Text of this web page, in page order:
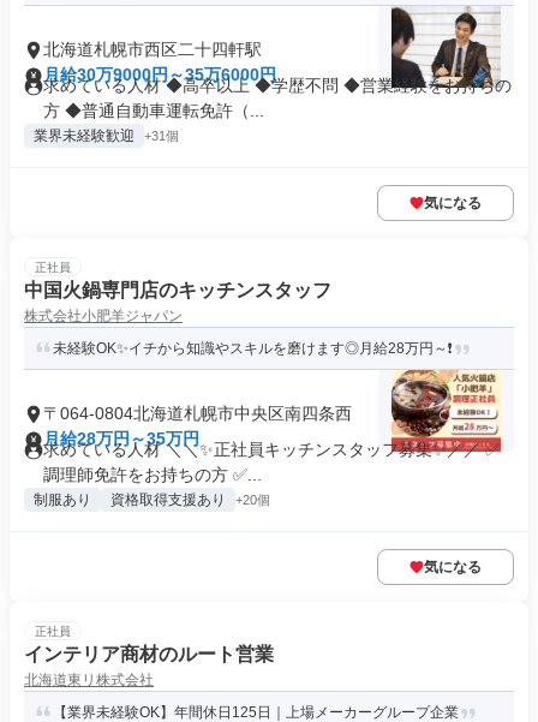
北海道札幌市西区二十四軒駅
月給30万9000円～35万6000円
求めている人材 ◆高卒以上 ◆学歴不問 ◆営業経験をお持ちの
方 ◆普通自動車運転免許（...
業界未経験歓迎 +31個
気になる
正社員
中国火鍋専門店のキッチンスタッフ
株式会社小肥羊ジャパン
未経験OK✨イチから知識やスキルを磨けます◎月給28万円～❗
〒064-0804北海道札幌市中央区南四条西
月給28万円～35万円
求めている人材 ＼＼✨正社員キッチンスタッフ募集✨／／ ✅
調理師免許をお持ちの方 ✅...
制服あり 資格取得支援あり +20個
気になる
正社員
インテリア商材のルート営業
北海道東リ株式会社
【業界未経験OK】年間休日125日｜上場メーカーグループ企業